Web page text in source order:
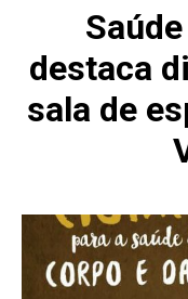
destaca
sala de